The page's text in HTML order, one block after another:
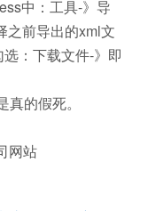
中：工具-》导
之前导出的xml文
：下载文件-》即
的假死。
网站